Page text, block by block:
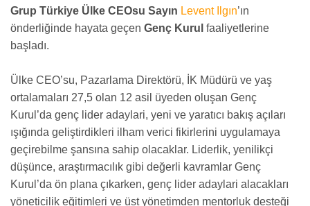
Grup Türkiye Ülke CEOsu Sayın Levent Ilgın’ın
önderliğinde hayata geçen Genç Kurul faaliyetlerine
başladı.
Ülke CEO’su, Pazarlama Direktörü, İK Müdürü ve yaş
ortalamaları 27,5 olan 12 asil üyeden oluşan Genç
Kurul’da genç lider adaylari, yeni ve yaratıcı bakış açıları
ışığında geliştirdikleri ilham verici fikirlerini uygulamaya
geçirebilme şansına sahip olacaklar. Liderlik, yenilikçi
düşünce, araştırmacılık gibi değerli kavramlar Genç
Kurul’da ön plana çıkarken, genç lider adaylari alacakları
yöneticilik eğitimleri ve üst yönetimden mentorluk desteği